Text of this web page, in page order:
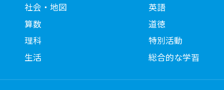
社会・地図
算数
理科
生活
英語
道徳
特別活動
総合的な学習